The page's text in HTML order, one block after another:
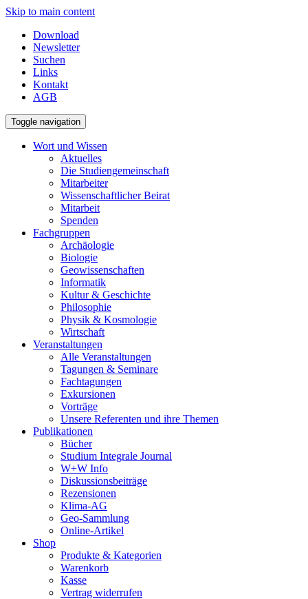
Skip to main content
Download
Newsletter
Suchen
Links
Kontakt
AGB
Toggle navigation
Wort und Wissen
Aktuelles
Die Studiengemeinschaft
Mitarbeiter
Wissenschaftlicher Beirat
Mitarbeit
Spenden
Fachgruppen
Archäologie
Biologie
Geowissenschaften
Informatik
Kultur & Geschichte
Philosophie
Physik & Kosmologie
Wirtschaft
Veranstaltungen
Alle Veranstaltungen
Tagungen & Seminare
Fachtagungen
Exkursionen
Vorträge
Unsere Referenten und ihre Themen
Publikationen
Bücher
Studium Integrale Journal
W+W Info
Diskussionsbeiträge
Rezensionen
Klima-AG
Geo-Sammlung
Online-Artikel
Shop
Produkte & Kategorien
Warenkorb
Kasse
Vertrag widerrufen